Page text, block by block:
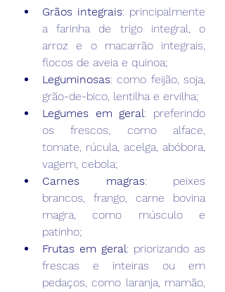
Grãos integrais: principalmente
a farinha de trigo integral, o
arroz e o macarrão integrais,
flocos de aveia e quinoa;
Leguminosas: como feijão, soja,
grão-de-bico, lentilha e ervilha;
Legumes em geral: preferindo
os frescos, como alface,
tomate, rúcula, acelga, abóbora,
vagem, cebola;
Carnes magras: peixes
brancos, frango, carne bovina
magra, como músculo e
patinho;
Frutas em geral: priorizando as
frescas e inteiras ou em
pedaços, como laranja, mamão,